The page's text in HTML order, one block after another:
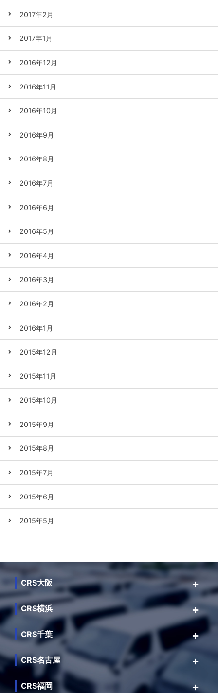
2017年2月
2017年1月
2016年12月
2016年11月
2016年10月
2016年9月
2016年8月
2016年7月
2016年6月
2016年5月
2016年4月
2016年3月
2016年2月
2016年1月
2015年12月
2015年11月
2015年10月
2015年9月
2015年8月
2015年7月
2015年6月
2015年5月
CRS大阪
CRS横浜
CRS千葉
CRS名古屋
CRS福岡